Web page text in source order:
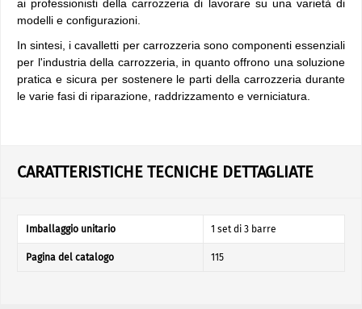
ai professionisti della carrozzeria di lavorare su una varietà di
modelli e configurazioni.
In sintesi, i cavalletti per carrozzeria sono componenti essenziali
per l'industria della carrozzeria, in quanto offrono una soluzione
pratica e sicura per sostenere le parti della carrozzeria durante
le varie fasi di riparazione, raddrizzamento e verniciatura.
CARATTERISTICHE TECNICHE DETTAGLIATE
Imballaggio unitario 1 set di 3 barre
Pagina del catalogo 115